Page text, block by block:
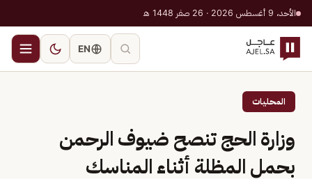
الأحد، 9 أغسطس 2026 · 26 صفر 1448 هـ
EN
المحليات
وزارة الحج تنصح ضيوف الرحمن
بحمل المظلة أثناء المناسك